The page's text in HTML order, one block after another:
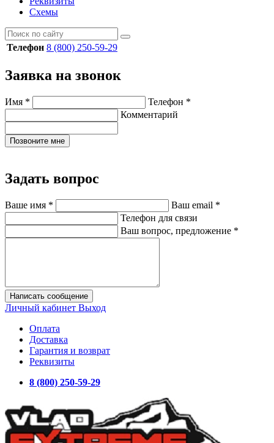
Схемы
Телефон 8 (800) 250-59-29
Заявка на звонок
Имя * Телефон *
Комментарий
Позвоните мне
Задать вопрос
Ваше имя * Ваш email *
Телефон для связи
Ваш вопрос, предложение *
Написать сообщение
Личный кабинет Выход
Оплата
Доставка
Гарантия и возврат
Реквизиты
8 (800) 250-59-29